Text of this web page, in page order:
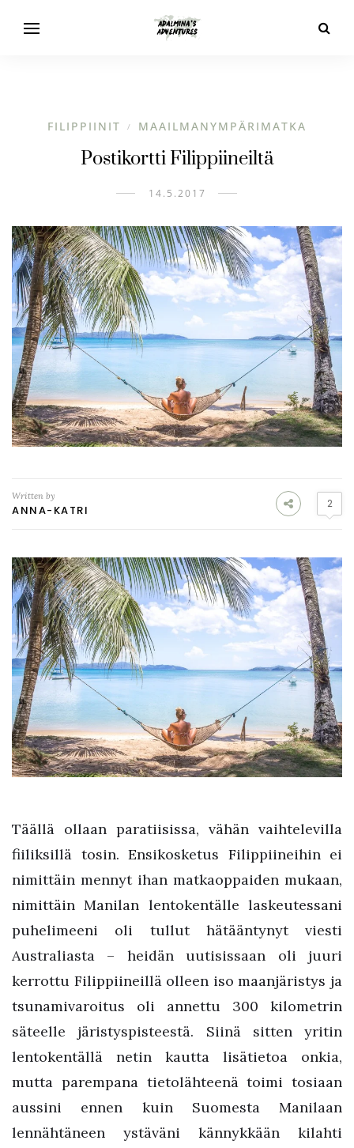
FILIPPIINIT / MAAILMANYMPÄRIMATKA
Postikortti Filippiineiltä
14.5.2017
Written by
ANNA-KATRI 2
Täällä ollaan paratiisissa, vähän vaihtelevilla
fiiliksillä tosin. Ensikosketus Filippiineihin ei
nimittäin mennyt ihan matkaoppaiden mukaan,
nimittäin Manilan lentokentälle laskeutessani
puhelimeeni oli tullut hätääntynyt viesti
Australiasta – heidän uutisissaan oli juuri
kerrottu Filippiineillä olleen iso maanjäristys ja
tsunamivaroitus oli annettu 300 kilometrin
säteelle järistyspisteestä. Siinä sitten yritin
lentokentällä netin kautta lisätietoa onkia,
mutta parempana tietolähteenä toimi tosiaan
aussini ennen kuin Suomesta Manilaan
lennähtäneen ystäväni kännykkään kilahti